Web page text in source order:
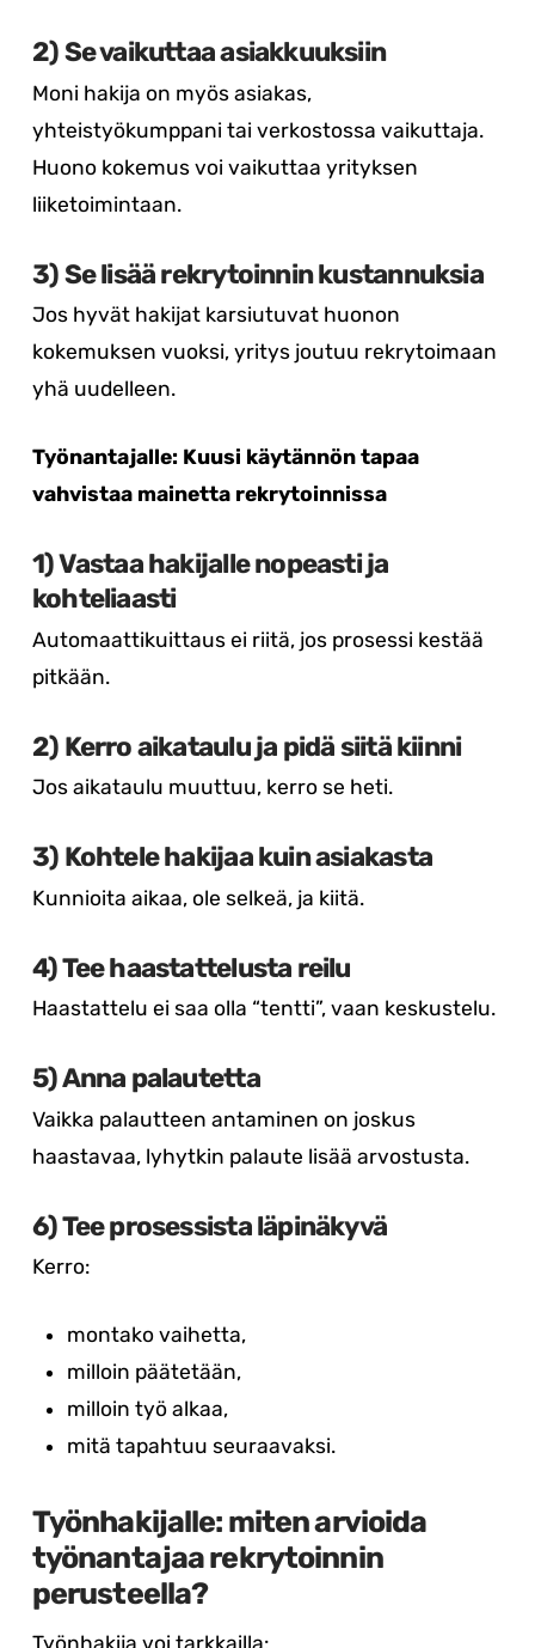
2) Se vaikuttaa asiakkuuksiin
Moni hakija on myös asiakas,
yhteistyökumppani tai verkostossa vaikuttaja.
Huono kokemus voi vaikuttaa yrityksen
liiketoimintaan.
3) Se lisää rekrytoinnin kustannuksia
Jos hyvät hakijat karsiutuvat huonon
kokemuksen vuoksi, yritys joutuu rekrytoimaan
yhä uudelleen.
Työnantajalle: Kuusi käytännön tapaa
vahvistaa mainetta rekrytoinnissa
1) Vastaa hakijalle nopeasti ja
kohteliaasti
Automaattikuittaus ei riitä, jos prosessi kestää
pitkään.
2) Kerro aikataulu ja pidä siitä kiinni
Jos aikataulu muuttuu, kerro se heti.
3) Kohtele hakijaa kuin asiakasta
Kunnioita aikaa, ole selkeä, ja kiitä.
4) Tee haastattelusta reilu
Haastattelu ei saa olla “tentti”, vaan keskustelu.
5) Anna palautetta
Vaikka palautteen antaminen on joskus
haastavaa, lyhytkin palaute lisää arvostusta.
6) Tee prosessista läpinäkyvä
Kerro:
montako vaihetta,
milloin päätetään,
milloin työ alkaa,
mitä tapahtuu seuraavaksi.
Työnhakijalle: miten arvioida
työnantajaa rekrytoinnin
perusteella?